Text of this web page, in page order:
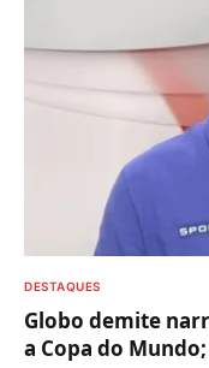
DESTAQUES
Globo demite
a Copa do